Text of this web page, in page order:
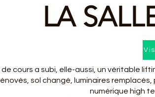
LA
de cours a subi, elle-aussi, un véritable
sol changé, luminaires
numérique high